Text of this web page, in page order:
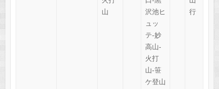
山
沢池ヒ
ュッ
テ-妙
高山-
火打
山-笹
ケ登山
行